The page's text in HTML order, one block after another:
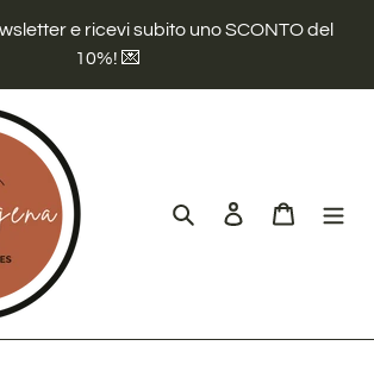
e ricevi subito uno SCONTO del
10%! 💌
Cerca Accedi Carrello